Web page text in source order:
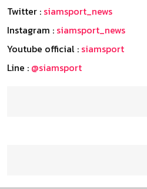
Twitter : siamsport_news
Instagram : siamsport_news
Youtube official : siamsport
Line : @siamsport